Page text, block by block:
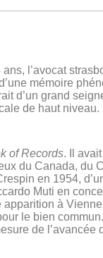
l’avocat
mémoire
d’un grand
de haut niveau.
of Records. Il
du Canada,
en 1954,
Muti en
à
le bien
de l’avancée